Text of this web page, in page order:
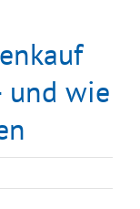
und wie